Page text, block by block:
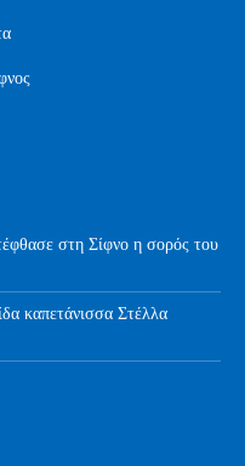
στη Σίφνο η σορός του
καπετάνισσα Στέλλα